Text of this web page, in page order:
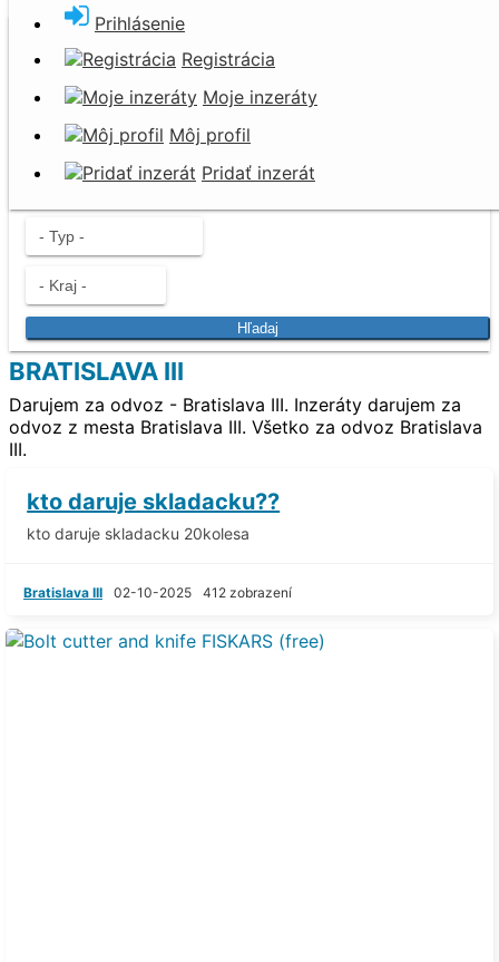
Prihlásenie
Registrácia
Moje inzeráty
Môj profil
Pridať inzerát
Darujem za odvoz
Nevyhadzujte. Darujte!
Hľadaj
BRATISLAVA III
Darujem za odvoz - Bratislava III. Inzeráty darujem za
odvoz z mesta Bratislava III. Všetko za odvoz Bratislava
III.
kto daruje skladacku??
kto daruje skladacku 20kolesa
Bratislava III 02-10-2025 412 zobrazení